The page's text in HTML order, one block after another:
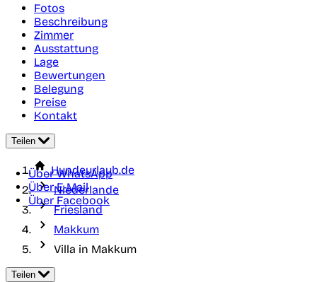
Fotos
Beschreibung
Zimmer
Ausstattung
Lage
Bewertungen
Belegung
Preise
Kontakt
Teilen
Über WhatsApp
Über E-Mail
Über Facebook
Hundeurlaub.de
Niederlande
Friesland
Makkum
Villa in Makkum
Teilen